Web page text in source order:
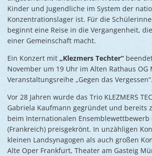
Kinder und Jugendliche im System der
Konzentrationslager ist. Für die
beginnt eine Reise in die Vergangenheit,
einer Gemeinschaft macht.
Ein Konzert mit „Klezmers Techter“
November um 19 Uhr im Alten Rathaus OG
Veranstaltungsreihe „Gegen das Vergessen“.
Vor 28 Jahren wurde das Trio KLEZMERS
Gabriela Kaufmann gegründet und bereits
beim Internationalen Ensemblewettbewerb
(Frankreich) preisgekrönt. In unzähligen
kleinen Landsynagogen als auch großen
Alte Oper Frankfurt, Theater am Gasteig